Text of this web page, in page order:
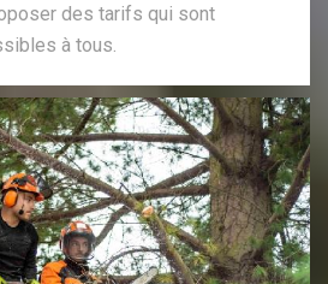
des tarifs qui sont
à tous.